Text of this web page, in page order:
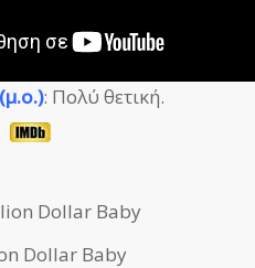
: Πολύ θετική.
Dollar Baby
Dollar Baby